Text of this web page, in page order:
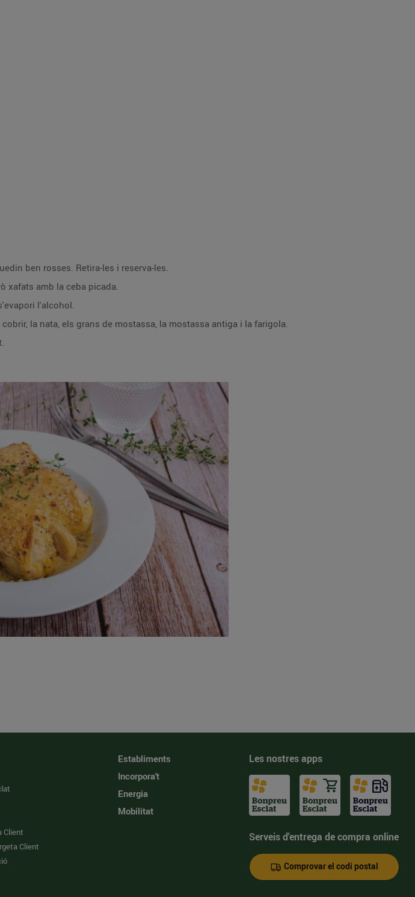
ben rosses. Retira-les i reserva-les.
xafats amb la ceba picada.
l'alcohol.
la nata, els grans de mostassa, la mostassa antiga i la farigola.
Client
Client
Establiments
Incorpora't
Energia
Mobilitat
Les nostres apps
Serveis d'entrega de compra online
Comprovar el codi postal